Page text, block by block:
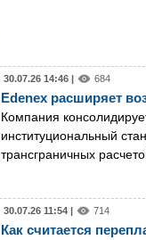
30.07.26 14:46 | 684
Edenex расширяет
Компания
институциональный
трансграничных
30.07.26 11:54 | 714
Как считается